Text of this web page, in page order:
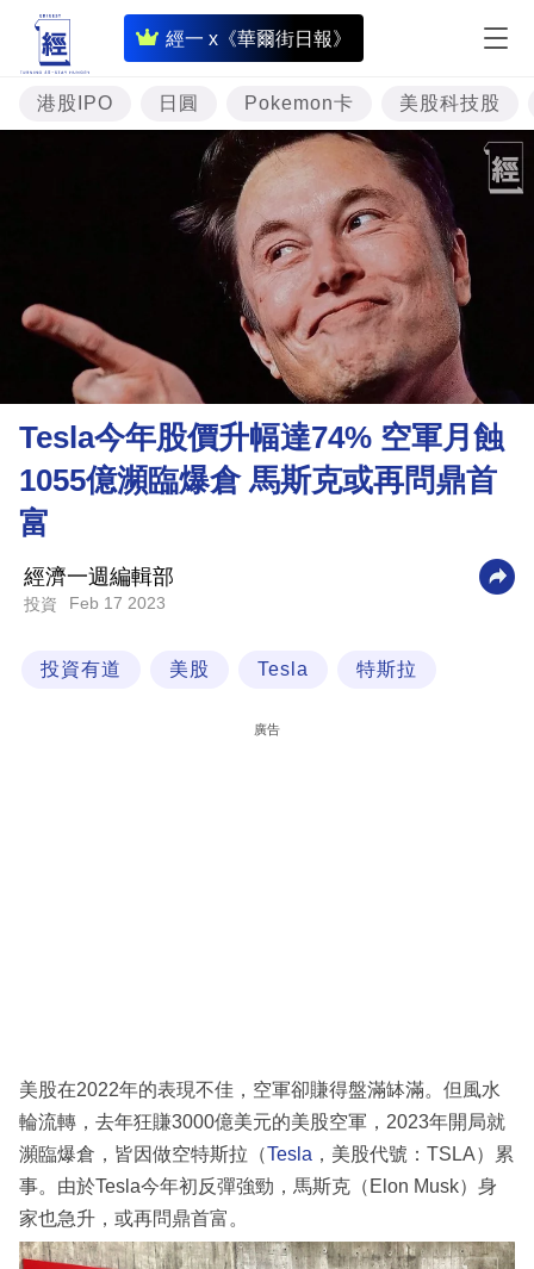
經一 x《華爾街日報》
即
時
財
經
市
理
財
商
科
技
港股IPO 日圓 Pokemon卡 美股科技股
Tesla今年股價升幅達74% 空軍月蝕
1055億瀕臨爆倉 馬斯克或再問鼎首
富
經濟一週編輯部
投資 Feb 17 2023
投資有道 美股 Tesla 特斯拉
廣告
美股在2022年的表現不佳，空軍卻賺得盤滿缽滿。但風水
輪流轉，去年狂賺3000億美元的美股空軍，2023年開局就
瀕臨爆倉，皆因做空特斯拉（Tesla ，美股代號：TSLA）累
事。由於Tesla今年初反彈強勁，馬斯克（Elon Musk）身
家也急升，或再問鼎首富。